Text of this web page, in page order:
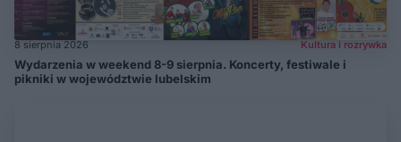
8 sierpnia 2026 Kultura i rozrywka
Wydarzenia w weekend 8-9 sierpnia. Koncerty, festiwale i
pikniki w województwie lubelskim